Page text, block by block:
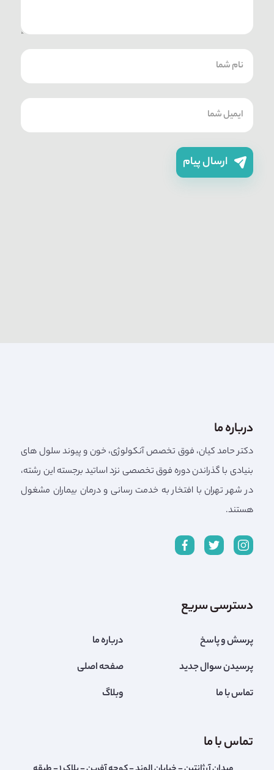
ارسال پیام
درباره ما
دکتر حامد کیان، فوق تخصص آنکولوژی، خون و پیوند سلول های
بنیادی با گذراندن دوره فوق تخصصی نزد اساتید برجسته این رشته،
در شهر تهران با افتخار به خدمت رسانی و درمان بیماران مشغول
هستند.
دسترسی سریع
پرسش و پاسخ
پرسیدن سوال جدید
تماس با ما
درباره ما
صفحه اصلی
وبلاگ
تماس با ما